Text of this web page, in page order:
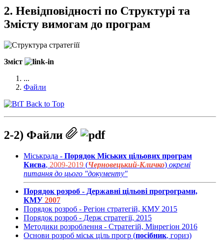
2. Невідповідності по Структурі та
Змісту вимогам до програм
Зміст
...
Файли
Back to Top
2-2) Файли
Міськрада - Порядок Міських цільових програм
Києва, 2009-2019 (Черновецький-Кличко) окремі
питання до цього "документу"
Порядок розроб - Державні цільові прогрограми,
КМУ 2007
Порядок розроб - Регіон стратегій, КМУ 2015
Порядок розроб - Держ стратегії, 2015
Методики розроблення - Стратегій, Мінрегіон 2016
Основи розроб міськ ціль прогр (посібник, гориз)